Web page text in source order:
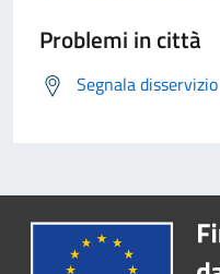
Problemi in città
Segnala disservizio